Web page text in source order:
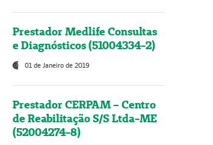
Prestador Medlife Consultas
e Diagnósticos (51004334-2)
01 de Janeiro de 2019
Prestador CERPAM – Centro
de Reabilitação S/S Ltda-ME
(52004274-8)